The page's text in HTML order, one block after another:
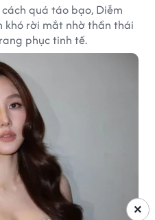
quá táo bạo, Diễm
khó rời mắt nhờ thần thái
phục tinh tế.
×